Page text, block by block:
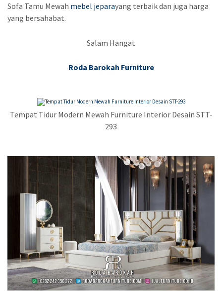
Sofa Tamu Mewah mebel jeparayang terbaik dan juga harga
yang bersahabat.
Salam Hangat
Roda Barokah Furniture
Tempat Tidur Modern Mewah Furniture Interior Desain STT-
293